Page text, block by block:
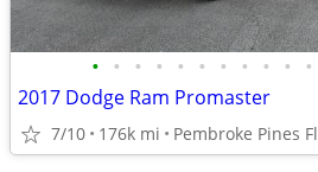
• • • • • • • • • • •
2017 Dodge Ram Promaster
7/10 176k mi Pembroke Pines Fl